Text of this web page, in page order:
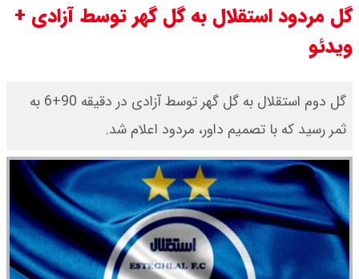
گل مردود استقلال به گل گهر توسط آزادی +
ویدئو
گل دوم استقلال به گل گهر توسط آزادی در دقیقه 90+6 به
ثمر رسید که با تصمیم داور، مردود اعلام شد.